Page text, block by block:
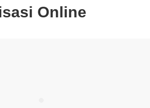
Online